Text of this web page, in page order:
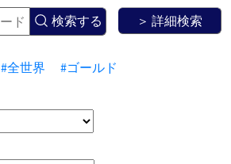
検索する
＞ 詳細検索
#全世界
#ゴールド